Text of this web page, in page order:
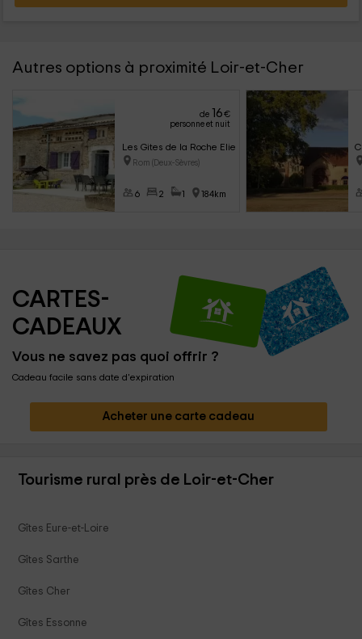
Autres options à proximité Loir-et-Cher
de 16€
personne et nuit
Les Gites de la Roche Elie- Chez Léonie
Rom (Deux-Sèvres)
6 2 1 184km
CARTES-
CADEAUX
Vous ne savez pas quoi offrir ?
Cadeau facile sans date d'expiration
Acheter une carte cadeau
Tourisme rural près de Loir-et-Cher
Gîtes Eure-et-Loire
Gîtes Sarthe
Gîtes Cher
Gîtes Essonne